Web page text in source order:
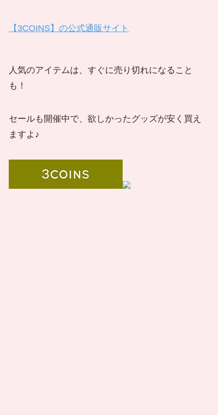
【3COINS】の公式通販サイト
人気のアイテムは、すぐに売り切れになること
も！
セールも開催中で、欲しかったグッズが安く買え
ますよ♪